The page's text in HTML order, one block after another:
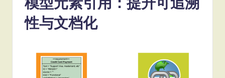
性与文档化